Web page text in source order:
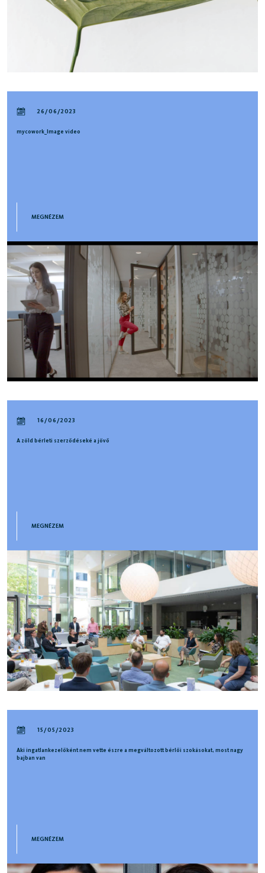
26/06/2023
mycowork_Image video
MEGNÉZEM
16/06/2023
A zöld bérleti szerződéseké a jövő
MEGNÉZEM
15/05/2023
Aki ingatlankezelőként nem vette észre a megváltozott bérlői szokásokat, most nagy
bajban van
MEGNÉZEM